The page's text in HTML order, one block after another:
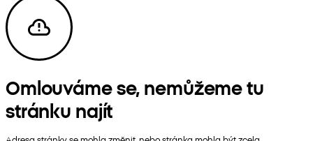
Omlouváme se, nemůžeme tu
stránku najít